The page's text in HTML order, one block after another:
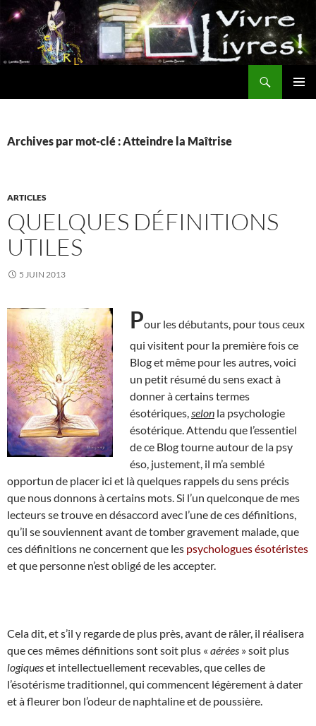
Aller
au
contenu
Archives par mot-clé : Atteindre la Maîtrise
ARTICLES
QUELQUES DÉFINITIONS
UTILES
5 JUIN 2013
Pour les débutants, pour tous ceux
qui visitent pour la première fois ce
Blog et même pour les autres, voici
un petit résumé du sens exact à
donner à certains termes
ésotériques, selon la psychologie
ésotérique. Attendu que l’essentiel
de ce Blog tourne autour de la psy
éso, justement, il m’a semblé
opportun de placer ici et là quelques rappels du sens précis
que nous donnons à certains mots. Si l’un quelconque de mes
lecteurs se trouve en désaccord avec l’une de ces définitions,
qu’il se souviennent avant de tomber gravement malade, que
ces définitions ne concernent que les psychologues ésotéristes
et que personne n’est obligé de les accepter.
Cela dit, et s’il y regarde de plus près, avant de râler, il réalisera
que ces mêmes définitions sont soit plus « aérées » soit plus
logiqueset intellectuellement recevables, que celles de
l’ésotérisme traditionnel, qui commencent légèrement à dater
et à fleurer bon l’odeur de naphtaline et de poussière.